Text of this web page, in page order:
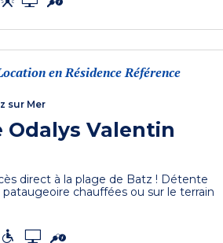
en Résidence Référence
sur Mer
Odalys Valentin
direct à la plage de Batz ! Détente
pataugeoire chauffées ou sur le terrain